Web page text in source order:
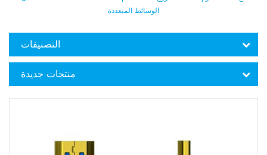
الوسائط المتعددة
التصنيفات
منتجات جديدة